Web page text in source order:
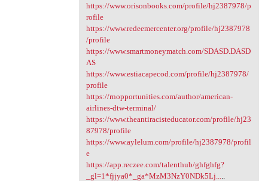
https://www.orisonbooks.com/profile/hj2387978/p
rofile
https://www.redeemercenter.org/profile/hj2387978
/profile
https://www.smartmoneymatch.com/SDASD.DASD
AS
https://www.estiacapecod.com/profile/hj2387978/
profile
https://rnopportunities.com/author/american-
airlines-dtw-terminal/
https://www.theantiracisteducator.com/profile/hj23
87978/profile
https://www.aylelum.com/profile/hj2387978/profil
e
https://app.reczee.com/talenthub/ghfghfg?
_gl=1*fjjya0*_ga*MzM3NzY0NDk5Lj...